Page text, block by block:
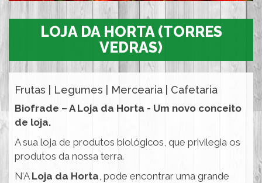
LOJA DA HORTA (TORRES
VEDRAS)
Frutas | Legumes | Mercearia | Cafetaria
Biofrade – A Loja da Horta - Um novo conceito
de loja.
A sua loja de produtos biológicos, que privilegia os
produtos da nossa terra.
N’A Loja da Horta, pode encontrar uma grande